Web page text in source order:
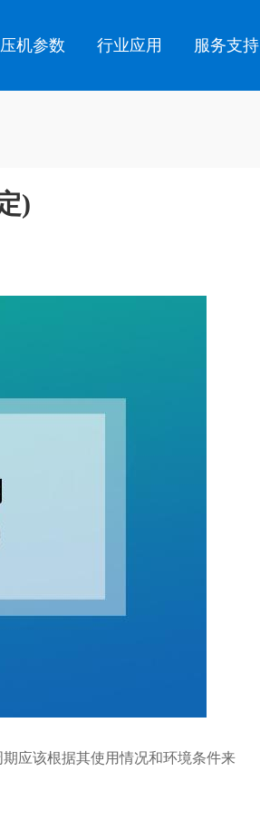
机参数 行业应用 服务支持
)
应该根据其使用情况和环境条件来